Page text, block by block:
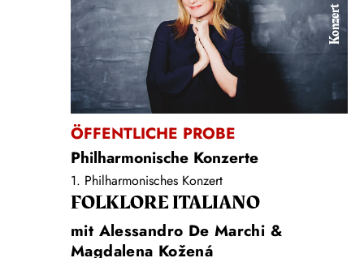
Konzert
ÖFFENTLICHE PROBE
Philharmonische Konzerte
1. Philharmonisches Konzert
FOLKLORE ITALIANO
mit Alessandro De Marchi &
Magdalena Kožená